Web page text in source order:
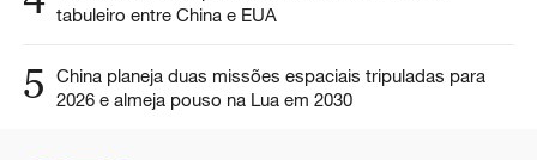
tabuleiro entre China e EUA
5
China planeja duas missões espaciais tripuladas para
2026 e almeja pouso na Lua em 2030